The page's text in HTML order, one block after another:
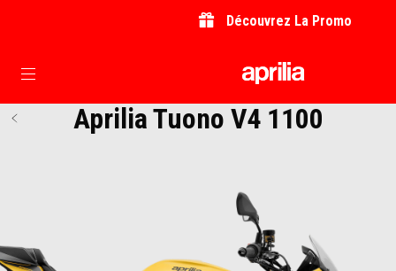
Découvrez La Promo
Aller au contenu principal
Aprilia Tuono V4 1100